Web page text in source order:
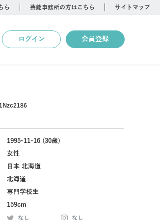
ら 芸能事務所の方はこちら サイトマップ
ログイン 会員登録
1995-11-16 (30歳)
女性
日本 北海道
北海道
専門学校生
159cm
なし なし